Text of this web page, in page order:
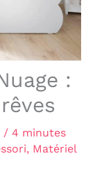
:
/ 4 minutes
, Matériel